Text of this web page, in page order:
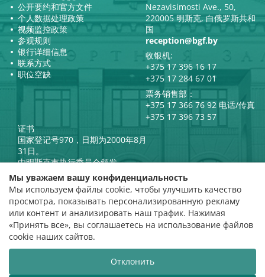
公开要约和官方文件
个人数据处理政策
视频监控政策
参观规则
银行详细信息
联系方式
职位空缺
Nezavisimosti Ave., 50,
220005 明斯克, 白俄罗斯共和
国
reception@bgf.by
收银机:
+375 17 396 16 17
+375 17 284 67 01
票务销售部：
+375 17 366 76 92 电话/传真
+375 17 396 73 57
证书
国家登记号970，日期为2000年8月
31日。
由明斯克市执行委员会颁发。
白俄罗斯共和国总统官方互联网
白俄罗斯共和国文化部
门户网站
评级评估
网站开发VTOP3
Мы уважаем вашу конфиденциальность
Мы используем файлы cookie, чтобы улучшить качество
просмотра, показывать персонализированную рекламу
или контент и анализировать наш трафик. Нажимая
«Принять все», вы соглашаетесь на использование файлов
cookie наших сайтов.
Отклонить